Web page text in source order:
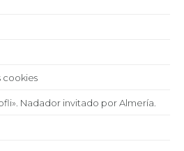
cookies
Nadador invitado por Almería.